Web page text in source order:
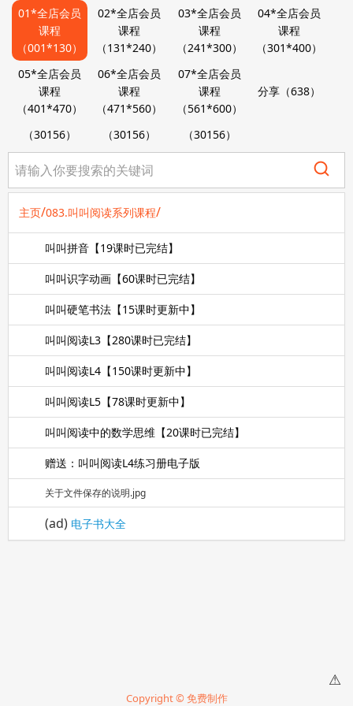
01*全店会员
课程
（001*130）
02*全店会员
课程
（131*240）
03*全店会员
课程
（241*300）
04*全店会员
课程
（301*400）
05*全店会员
课程
（401*470）
06*全店会员
课程
（471*560）
07*全店会员
课程
（561*600）
分享（638）
（30156） （30156） （30156）
主页/083.叫叫阅读系列课程/
叫叫拼音【19课时已完结】
叫叫识字动画【60课时已完结】
叫叫硬笔书法【15课时更新中】
叫叫阅读L3【280课时已完结】
叫叫阅读L4【150课时更新中】
叫叫阅读L5【78课时更新中】
叫叫阅读中的数学思维【20课时已完结】
赠送：叫叫阅读L4练习册电子版
关于文件保存的说明.jpg
(ad) 电子书大全
Copyright © 免费制作
⚠